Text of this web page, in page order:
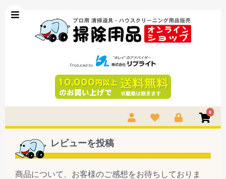
0
レビューを投稿
商品について、お客様のご感想をお待ちしておりま